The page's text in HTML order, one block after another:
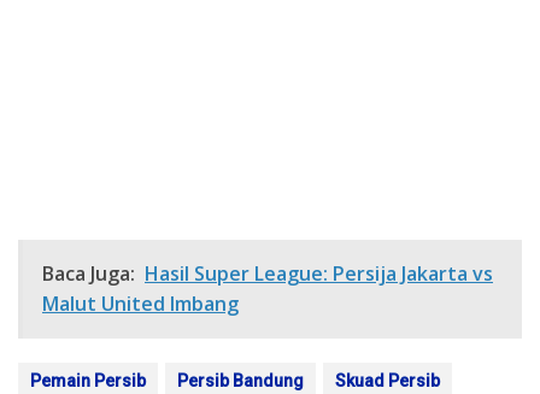
Baca Juga: Hasil Super League: Persija Jakarta vs
Malut United Imbang
Pemain Persib Persib Bandung Skuad Persib